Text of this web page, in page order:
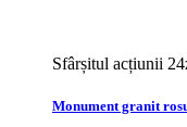
Sfârșitul acțiunii
Monument granit